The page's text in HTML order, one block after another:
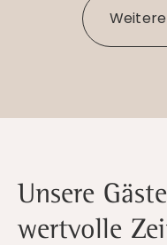
Unsere
wertvolle